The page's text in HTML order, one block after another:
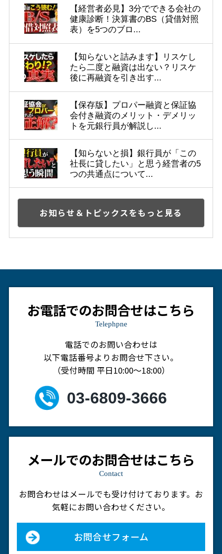
【経営者必見】3分でできる会社の
健康診断！決算書のBS（貸借対照
表）を5つのブロ...
【知らないと詰みます】リスケし
たら二度と融資は出ない？リスケ
後に再融資を引き出す...
【保存版】プロパー融資と保証協
会付き融資のメリット・デメリッ
トを元銀行員が解説し...
【知らないと損】銀行員が「この
社長に貸したい」と思う経営者の5
つの共通点について...
お知らせ＆トピックスをもっと見る
お電話でのお問合せはこちら
Telephpne
電話でのお問い合わせは
以下電話番号よりお問合せ下さい。
（受付時間 平日10:00～18:00）
03-6809-3666
メールでのお問合せはこちら
Contact
お問合わせはメールでも受け付けております。 お
気軽にお問い合わせください。
お問合せフォーム